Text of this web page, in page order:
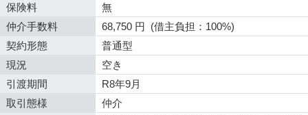
保険料
無
仲介手数料
68,750 円 (借主負担：100%)
契約形態
普通型
現況
空き
引渡期間
R8年9月
取引態様
仲介